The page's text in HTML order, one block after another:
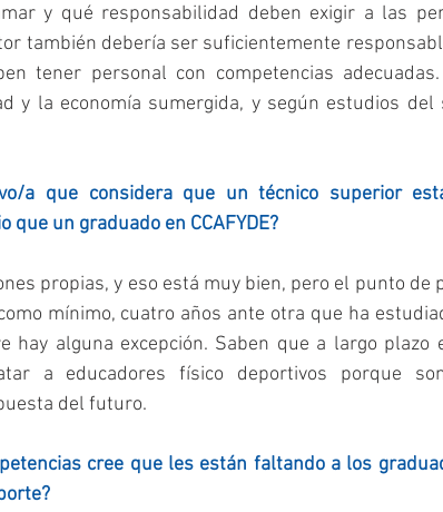
y qué responsabilidad deben exigir a las
también debería ser suficientemente
tener personal con competencias
y la economía sumergida, y según estudios del
a que considera que un técnico superior
un graduado en CCAFYDE?
propias, y eso está muy bien, pero el punto de
mínimo, cuatro años ante otra que ha
hay alguna excepción. Saben que a largo plazo
a educadores físico deportivos porque
del futuro.
cree que les están faltando a los